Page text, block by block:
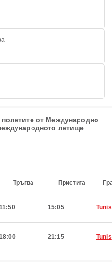
от Международно
летище
Тръгва Пристига
11:50 15:05 Tunis
18:00 21:15 Tunis